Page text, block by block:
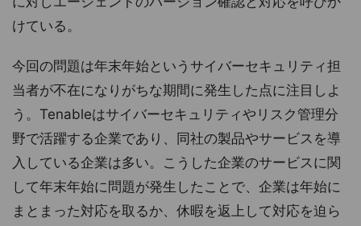
けている。
今回の問題は年末年始というサイバーセキュリティ担
当者が不在になりがちな期間に発生した点に注目しよ
う。Tenableはサイバーセキュリティやリスク管理分
野で活躍する企業であり、同社の製品やサービスを導
入している企業は多い。こうした企業のサービスに関
して年末年始に問題が発生したことで、企業は年始に
まとまった対応を取るか、休暇を返上して対応を迫ら